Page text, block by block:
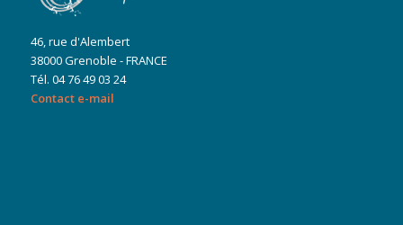
46, rue d'Alembert
38000 Grenoble - FRANCE
Tél. 04 76 49 03 24
Contact e-mail